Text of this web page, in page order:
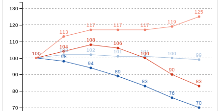
100
98
94
89
83
76
70
100
102 102 101 101 100 99
100
104
108
106
100
90
83
100
113
117 117 117
119
125
70
80
90
100
110
120
130